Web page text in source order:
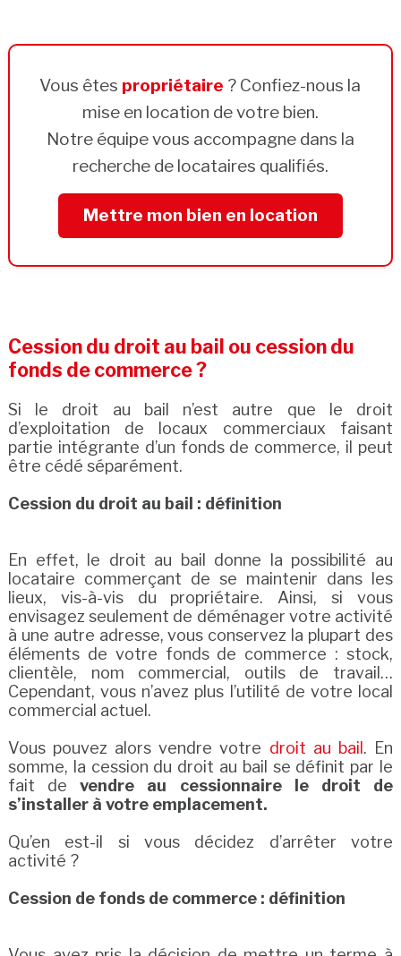
Vous êtes propriétaire ? Confiez-nous la
mise en location de votre bien.
Notre équipe vous accompagne dans la
recherche de locataires qualifiés.
Mettre mon bien en location
Cession du droit au bail ou cession du
fonds de commerce ?
Si le droit au bail n’est autre que le droit
d’exploitation de locaux commerciaux faisant
partie intégrante d’un fonds de commerce, il peut
être cédé séparément.
Cession du droit au bail : définition
En effet, le droit au bail donne la possibilité au
locataire commerçant de se maintenir dans les
lieux, vis-à-vis du propriétaire. Ainsi, si vous
envisagez seulement de déménager votre activité
à une autre adresse, vous conservez la plupart des
éléments de votre fonds de commerce : stock,
clientèle, nom commercial, outils de travail…
Cependant, vous n’avez plus l’utilité de votre local
commercial actuel.
Vous pouvez alors vendre votre droit au bail . En
somme, la cession du droit au bail se définit par le
fait devendre au cessionnaire le droit de
s’installer à votre emplacement.
Qu’en est-il si vous décidez d’arrêter votre
activité ?
Cession de fonds de commerce : définition